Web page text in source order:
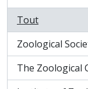
Tout
Zoological
, 35 résultats
The Zoological
, 1 résultats